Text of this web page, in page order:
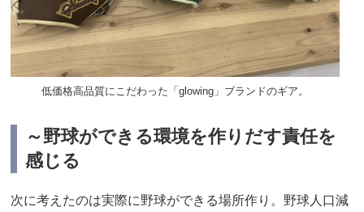
低価格高品質にこだわった「glowing」ブランドのギア。
～野球ができる環境を作りだす責任を
感じる
次に考えたのは実際に野球ができる場所作り。野球人口減